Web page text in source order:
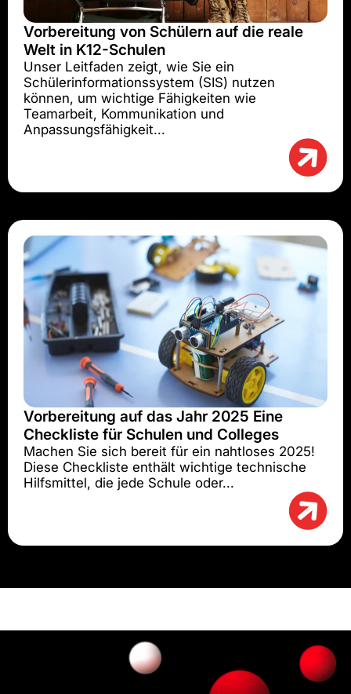
Vorbereitung von Schülern auf die reale
Welt in K12-Schulen
Unser Leitfaden zeigt, wie Sie ein
Schülerinformationssystem (SIS) nutzen
können, um wichtige Fähigkeiten wie
Teamarbeit, Kommunikation und
Anpassungsfähigkeit...
Vorbereitung auf das Jahr 2025 Eine
Checkliste für Schulen und Colleges
Machen Sie sich bereit für ein nahtloses 2025!
Diese Checkliste enthält wichtige technische
Hilfsmittel, die jede Schule oder...